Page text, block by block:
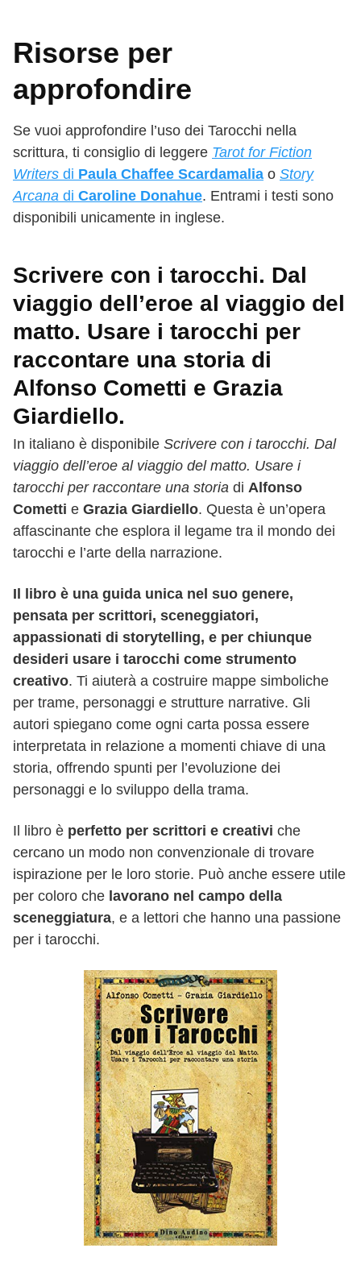
Risorse per
approfondire
Se vuoi approfondire l’uso dei Tarocchi nella
scrittura, ti consiglio di leggere Tarot for Fiction
Writers di Paula Chaffee Scardamalia o Story
Arcana di Caroline Donahue. Entrami i testi sono
disponibili unicamente in inglese.
Scrivere con i tarocchi. Dal
viaggio dell’eroe al viaggio del
matto. Usare i tarocchi per
raccontare una storia di
Alfonso Cometti e Grazia
Giardiello.
In italiano è disponibile Scrivere con i tarocchi. Dal
viaggio dell’eroe al viaggio del matto. Usare i
tarocchi per raccontare una storia di Alfonso
Cometti e Grazia Giardiello. Questa è un’opera
affascinante che esplora il legame tra il mondo dei
tarocchi e l’arte della narrazione.
Il libro è una guida unica nel suo genere,
pensata per scrittori, sceneggiatori,
appassionati di storytelling, e per chiunque
desideri usare i tarocchi come strumento
creativo. Ti aiuterà a costruire mappe simboliche
per trame, personaggi e strutture narrative. Gli
autori spiegano come ogni carta possa essere
interpretata in relazione a momenti chiave di una
storia, offrendo spunti per l’evoluzione dei
personaggi e lo sviluppo della trama.
Il libro è perfetto per scrittori e creativi che
cercano un modo non convenzionale di trovare
ispirazione per le loro storie. Può anche essere utile
per coloro che lavorano nel campo della
sceneggiatura, e a lettori che hanno una passione
per i tarocchi.